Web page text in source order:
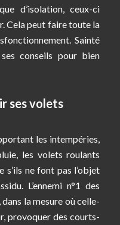
d’isolation, ceux-ci
Cela peut faire toute la
Sainté
conseils pour bien
ses volets
les intempéries,
les volets roulants
s’ils ne font pas l’objet
L’ennemi n°1 des
la mesure où celle-
provoquer des courts-